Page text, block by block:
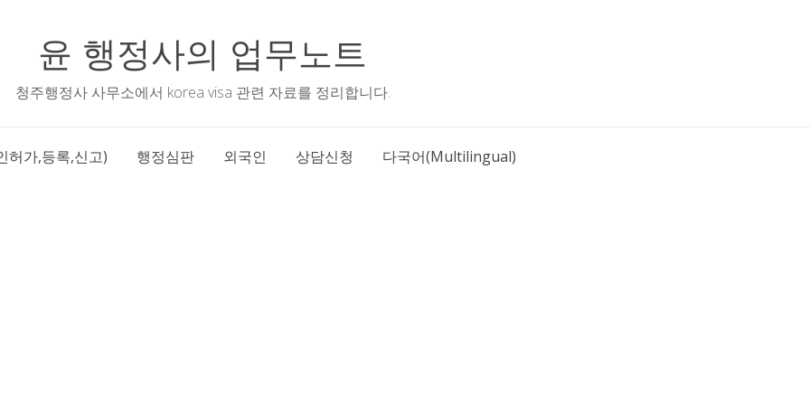
윤 행정사의 업무노트
청주행정사 사무소에서 korea visa 관련 자료를 정리합니다.
허가,등록,신고) 행정심판 외국인 상담신청 다국어(Multilingual)